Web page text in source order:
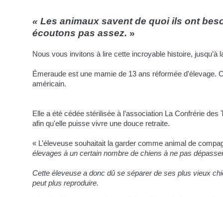
« Les animaux savent de quoi ils ont
écoutons pas assez. »
Nous vous invitons à lire cette incroyable histoire, jusqu’à
Émeraude est une mamie de 13 ans réformée d'élevage.
américain.
Elle a été cédée stérilisée à l’association La Confrérie des
afin qu'elle puisse vivre une douce retraite.
« L’éleveuse souhaitait la garder comme animal de
élevages à un certain nombre de chiens à ne pas
Cette éleveuse a donc dû se séparer de ses plus vieux
peut plus reproduire.